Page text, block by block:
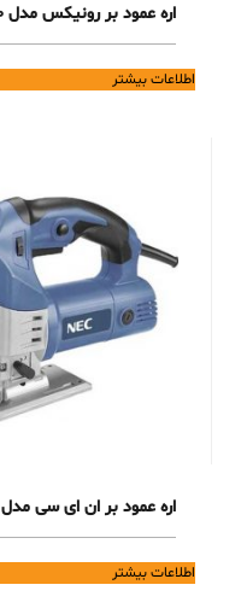
اره عمود بر رونیکس مدل 4120
اطلاعات بیشتر
اره عمود بر ان ای سی مدل 7540
اطلاعات بیشتر